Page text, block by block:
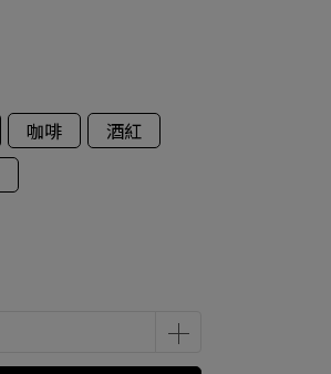
咖啡
酒紅